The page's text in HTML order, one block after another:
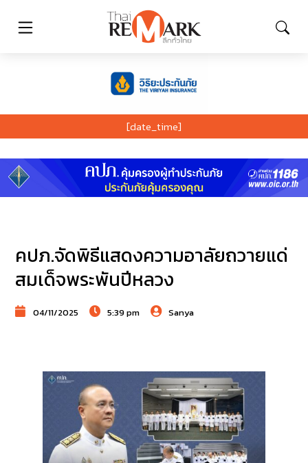
[date_time]
คปภ.จัดพิธีแสดงความอาลัยถวายแด่
สมเด็จพระพันปีหลวง
04/11/2025 5:39 pm Sanya